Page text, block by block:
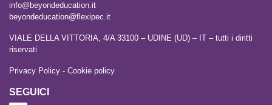
info@beyondeducation.it
beyondeducation@flexipec.it
VIALE DELLA VITTORIA, 4/A 33100 – UDINE (UD) – IT – tutti i diritti
riservati
Privacy Policy - Cookie policy
SEGUICI